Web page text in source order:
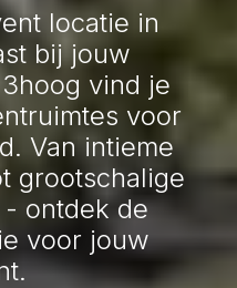
locatie in
bij jouw
vind je
voor
Van intieme
grootschalige
ontdek de
voor jouw